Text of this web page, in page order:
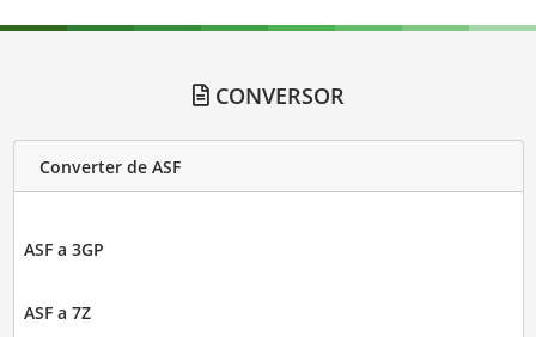
CONVERSOR
Converter de ASF
ASF a 3GP
ASF a 7Z